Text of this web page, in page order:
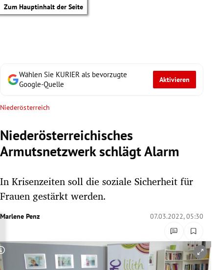
Zum Hauptinhalt der Seite
Untermenü
Wählen Sie KURIER als bevorzugte
Google-Quelle
Aktivieren
Niederösterreich
Niederösterreichisches
Armutsnetzwerk schlägt Alarm
In Krisenzeiten soll die soziale Sicherheit für
Frauen gestärkt werden.
Marlene Penz 07.03.2022, 05:30
Copyright-Hinweis öffnen/schließen